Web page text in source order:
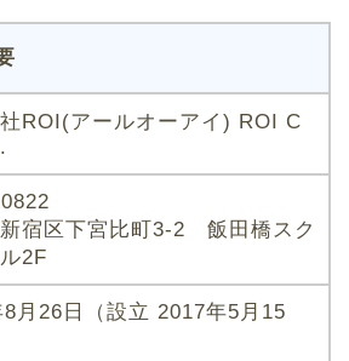
ROI(アールオーアイ) ROI C
宿区下宮比町3-2 飯田橋スク
2F
月26日（設立 2017年5月15